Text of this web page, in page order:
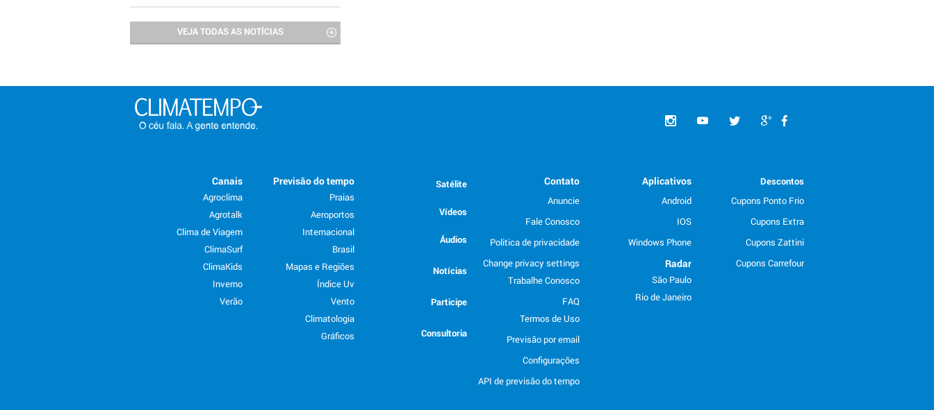
VEJA TODAS AS NOTÍCIAS
Descontos
Cupons Ponto Frio
Cupons Extra
Cupons Zattini
Cupons Carrefour
Aplicativos
Android
IOS
Windows Phone
Radar
São Paulo
Rio de Janeiro
Contato
Anuncie
Fale Conosco
Politica de privacidade
Change privacy settings
Trabalhe Conosco
FAQ
Termos de Uso
Previsão por email
Configurações
API de previsão do tempo
Satélite
Vídeos
Áudios
Notícias
Participe
Consultoria
Previsão do tempo
Praias
Aeroportos
Internacional
Brasil
Mapas e Regiões
Índice Uv
Vento
Climatologia
Gráficos
Canais
Agroclima
Agrotalk
Clima de Viagem
ClimaSurf
ClimaKids
Inverno
Verão